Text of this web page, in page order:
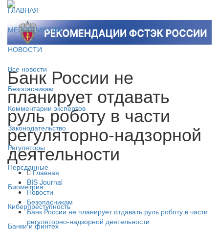
ГЛАВНАЯ
МЕРОПРИЯТИЯ
НОВОСТИ
Все новости
Безопасникам
Комментарии экспертов
Законодательство
Регуляторы
Персданные
Биометрия
Киберпреступность
Банки и финтех
Банк России не
планирует отдавать
руль роботу в части
регуляторно-надзорной
деятельности
Главная
BIS Journal
Новости
Безопасникам
Банк России не планирует отдавать руль роботу в части
регуляторно-надзорной деятельности